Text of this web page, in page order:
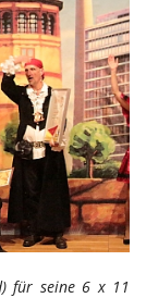
für seine 6 x 11